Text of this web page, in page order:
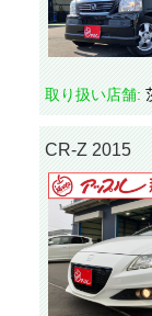
取り扱い店舗:
CR-Z 2015